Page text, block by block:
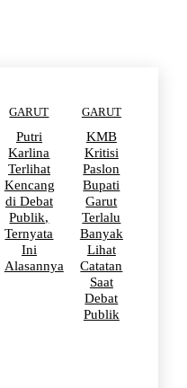
GARUT
Putri
Karlina
Terlihat
Kencang
di Debat
Publik,
Ternyata
Ini
Alasannya
GARUT
KMB
Kritisi
Paslon
Bupati
Garut
Terlalu
Banyak
Lihat
Catatan
Saat
Debat
Publik